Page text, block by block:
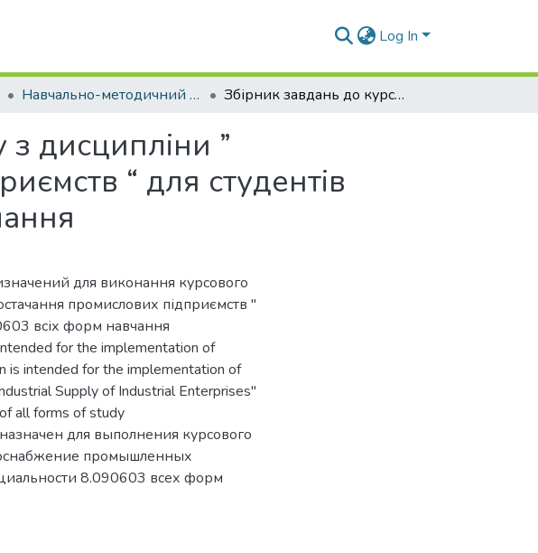
Log In
Навчально-методичний комплекс дисциплін кафедри ЕПП Збірник завдань до курсового проекту з дисципліни ” електропостачання промислових підприємств “ для студентів спеціальності 8.090603 всіх форм навчання
дисципліни ”
“ для студентів
для виконання курсового
промислових підприємств "
всіх форм навчання
for the implementation of
is intended for the implementation of
Supply of Industrial Enterprises"
all forms of study
для выполнения курсового
промышленных
8.090603 всех форм